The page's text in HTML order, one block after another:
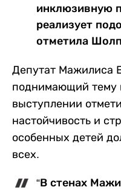
инклюзивную
реализует
отметила
Депутат Мажилиса
поднимающий тему
выступлении
настойчивость и
особенных детей
всех.
“В стенах